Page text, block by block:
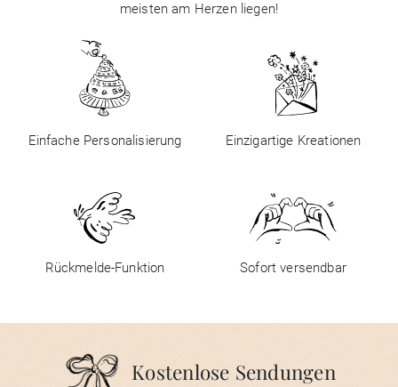
meisten am Herzen liegen!
Einfache Personalisierung Einzigartige Kreationen
Rückmelde-Funktion Sofort versendbar
Kostenlose Sendungen